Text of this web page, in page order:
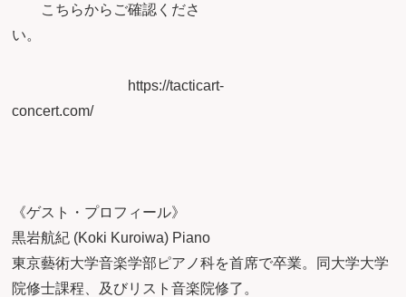
こちらからご確認くださ
い
https://tacticart-
《ゲスト・プロフィール》
黒岩航紀 (Koki Kuroiwa) Piano
東京藝術大学音楽学部ピアノ科を首席で卒業。同大学大学
院修士課程、及びリスト音楽院修了。